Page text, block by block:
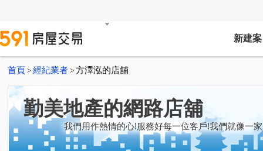
新建案
首頁 > 經紀業者 > 方澤泓的店舖
勤美地產的網路店舖
我們用作熱情的心!服務好每一位客戶!我們就像一